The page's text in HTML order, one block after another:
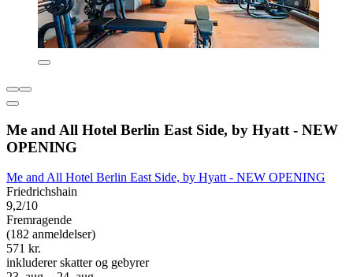
Me and All Hotel Berlin East Side, by Hyatt - NEW
OPENING
Me and All Hotel Berlin East Side, by Hyatt - NEW OPENING
Friedrichshain
9,2/10
Fremragende
(182 anmeldelser)
571 kr.
inkluderer skatter og gebyrer